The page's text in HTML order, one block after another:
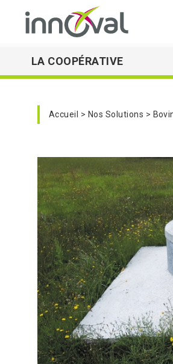
Skip to main navigation
LA COOPÉRATIVE
Accueil Nos Solutions